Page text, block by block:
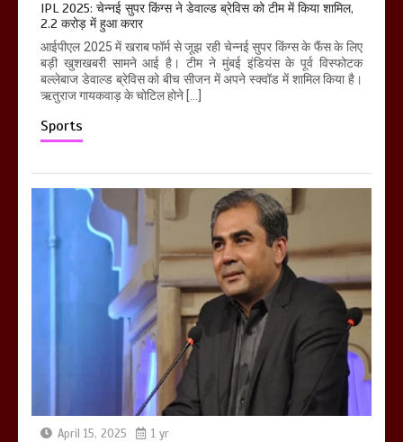
IPL 2025: चेन्नई सुपर किंग्स ने डेवाल्ड ब्रेविस को टीम में किया शामिल,
2.2 करोड़ में हुआ करार
आईपीएल 2025 में खराब फॉर्म से जूझ रही चेन्नई सुपर किंग्स के फैंस के लिए
बड़ी खुशखबरी सामने आई है। टीम ने मुंबई इंडियंस के पूर्व विस्फोटक
बल्लेबाज डेवाल्ड ब्रेविस को बीच सीजन में अपने स्क्वॉड में शामिल किया है।
ऋतुराज गायकवाड़ के चोटिल होने […]
Sports
April 15, 2025 1 yr